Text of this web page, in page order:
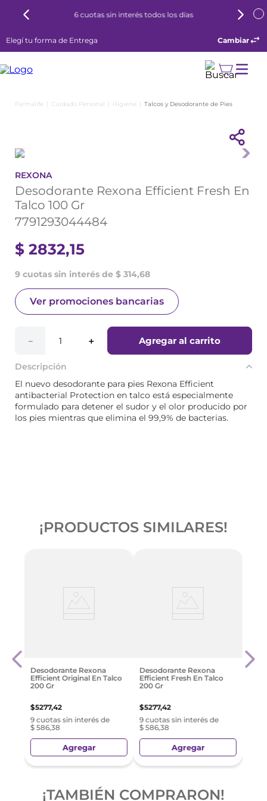
los días 8 cuotas con Tarjeta Naranja
Elegí tu forma de Entrega Cambiar
Cuidado Personal Higiene Talcos y Desodorante de Pies
REXONA
Desodorante Rexona Efficient Fresh En
Talco 100 Gr
7791293044484
$ 2832,15
9 cuotas sin interés de $ 314,68
Ver promociones bancarias
＋
－ Agregar al carrito
Descripción
El nuevo desodorante para pies Rexona Efficient
antibacterial Protection en talco está especialmente
formulado para detener el sudor y el olor producido por
los pies mientras que elimina el 99,9% de bacterias.
¡PRODUCTOS SIMILARES!
Desodorante Rexona
Efficient Original En Talco
200 Gr
$5277,42
9 cuotas sin interés de
$ 586,38
Agregar
Desodorante Rexona
Efficient Fresh En Talco
200 Gr
$5277,42
9 cuotas sin interés de
$ 586,38
Agregar
$
¡TAMBIÉN COMPRARON!